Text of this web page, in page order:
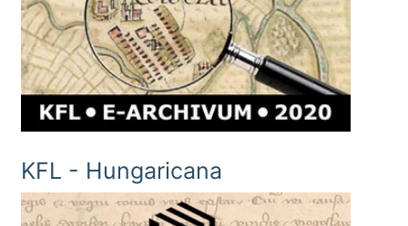
KFL - Hungaricana